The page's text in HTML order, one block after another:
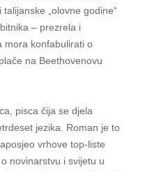
„olovne godine“
– prezrela i
mora konfabulirati o
na Beethovenovu
pisca čija se djela
jezika. Roman je to
vrhove top-liste
novinarstvu i svijetu u